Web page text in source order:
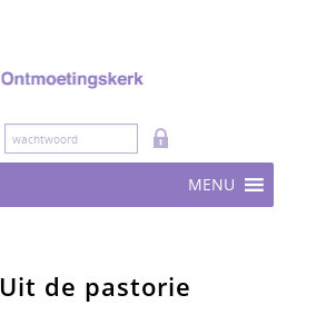
MENU
Uit de pastorie